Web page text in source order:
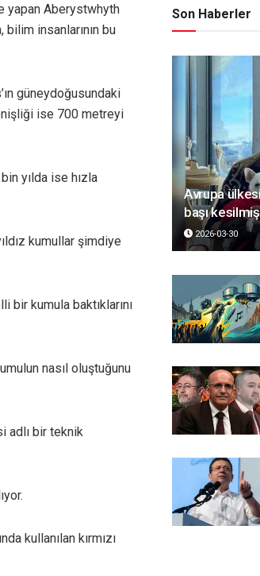
yapan Aberystwhyth
insanlarının bu
güneydoğusundaki
ise 700 metreyi
yılda ise hızla
kumullar şimdiye
bir kumula baktıklarını
nasıl oluştuğunu
adlı bir teknik
kullanılan kırmızı
Son Haberler
Avrupa
başı
2026-03-30